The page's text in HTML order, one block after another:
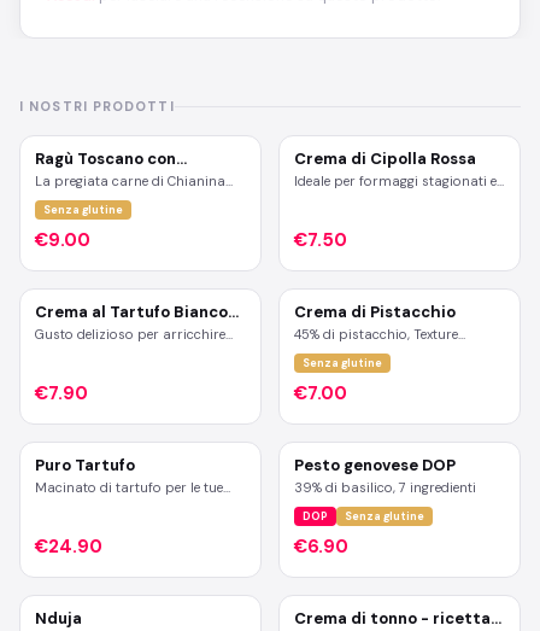
I NOSTRI PRODOTTI
Ragù Toscano con
Chianina
La pregiata carne di Chianina
incontra una lenta cottura che
sprigiona profumi intensi e
sapori indimenticabili. Un
trasformare un semplice piatto
di pasta in un'esperienza
gourmet.
Senza glutine
€9.00
Crema di Cipolla Rossa
Ideale per formaggi stagionati e
di pesce.
€7.50
Crema al Tartufo Bianco
Pregiato
Gusto delizioso per arricchire
verdure, uova e filetto di carne.
€7.90
Crema di Pistacchio
45% di pistacchio, Texture
cremosa, gusto intenso.
Deliziosa crema di pistacchio
Made in Campania, senza
Senza glutine
€7.00
Puro Tartufo
Macinato di tartufo per le tue
€24.90
Pesto genovese DOP
39% di basilico, 7 ingredienti
DOP Senza glutine
€6.90
Nduja
Crema di tonno - ricetta